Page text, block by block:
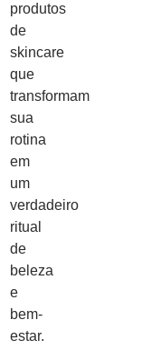
produtos
de
skincare
que
transformam
sua
rotina
em
um
verdadeiro
ritual
de
beleza
e
bem-
estar.